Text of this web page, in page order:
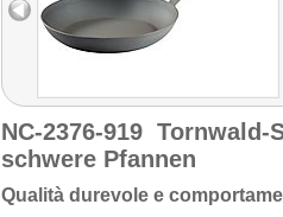
NC-2376-919 Tornwald-
schwere Pfannen
Qualità durevole e